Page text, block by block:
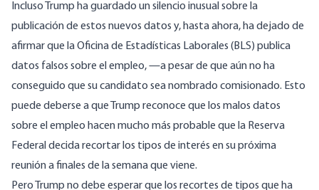
Incluso Trump ha guardado un silencio inusual sobre la
publicación de estos nuevos datos y, hasta ahora, ha dejado de
afirmar que la Oficina de Estadísticas Laborales (BLS) publica
datos falsos sobre el empleo, —a pesar de que aún no ha
conseguido que su candidato sea nombrado comisionado. Esto
puede deberse a que Trump reconoce que los malos datos
sobre el empleo hacen mucho más probable que la Reserva
Federal decida recortar los tipos de interés en su próxima
reunión a finales de la semana que viene.
Pero Trump no debe esperar que los recortes de tipos que ha